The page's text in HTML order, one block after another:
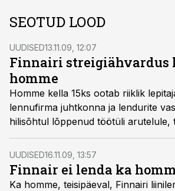
SEOTUD LOOD
UUDISED13.11.09, 12:07
Finnairi streigiähvardus
homme
Homme kella 15ks ootab riiklik
lennufirma juhtkonna ja lendurite
hilisõhtul lõppenud töötüli arutelule,
Kauppalehti.
UUDISED16.11.09, 13:57
Finnair ei lenda ka
Ka homme, teisipäeval, Finnairi